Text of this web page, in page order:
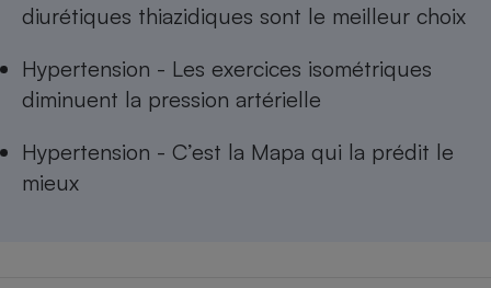
diurétiques thiazidiques sont le meilleur choix
Hypertension - Les exercices isométriques
diminuent la pression artérielle
Hypertension - C’est la Mapa qui la prédit le
mieux
Robot ménager